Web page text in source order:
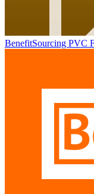
BenefitSourcing PVC